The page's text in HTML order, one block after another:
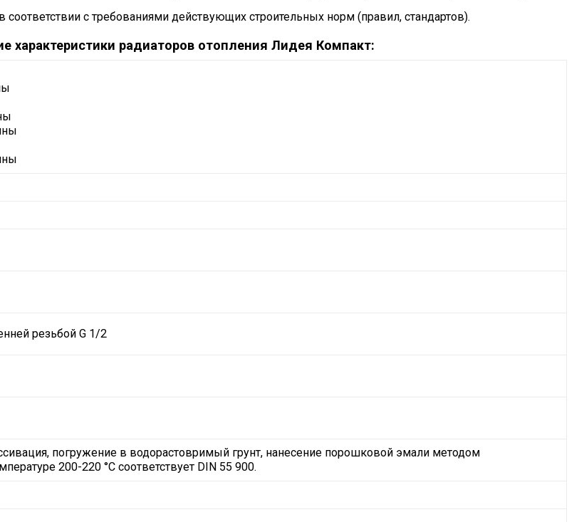
с требованиями действующих строительных норм (правил, стандартов).
характеристики радиаторов отопления Лидея Компакт:
резьбой G 1/2
погружение в водорастовримый грунт, нанесение порошковой эмали методом
200-220 °С соответствует DIN 55 900.